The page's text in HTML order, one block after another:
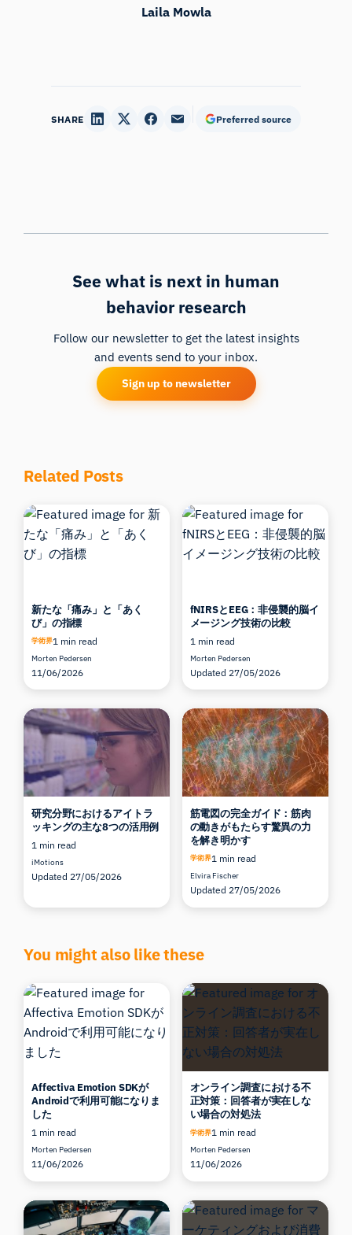
Laila Mowla
SHARE Preferred source
See what is next in human
behavior research
Follow our newsletter to get the latest insights
and events send to your inbox.
Sign up to newsletter
Related Posts
新たな「痛み」と「あく
び」の指標
学術界1 min read
Morten Pedersen
11/06/2026
fNIRSとEEG：非侵襲的脳イ
メージング技術の比較
1 min read
Morten Pedersen
Updated 27/05/2026
研究分野におけるアイトラ
ッキングの主な8つの活用例
1 min read
iMotions
Updated 27/05/2026
筋電図の完全ガイド：筋肉
の動きがもたらす驚異の力
を解き明かす
学術界1 min read
Elvira Fischer
Updated 27/05/2026
You might also like these
Affectiva Emotion SDKが
Androidで利用可能になりま
した
1 min read
Morten Pedersen
11/06/2026
オンライン調査における不
正対策：回答者が実在しな
い場合の対処法
学術界1 min read
Morten Pedersen
11/06/2026